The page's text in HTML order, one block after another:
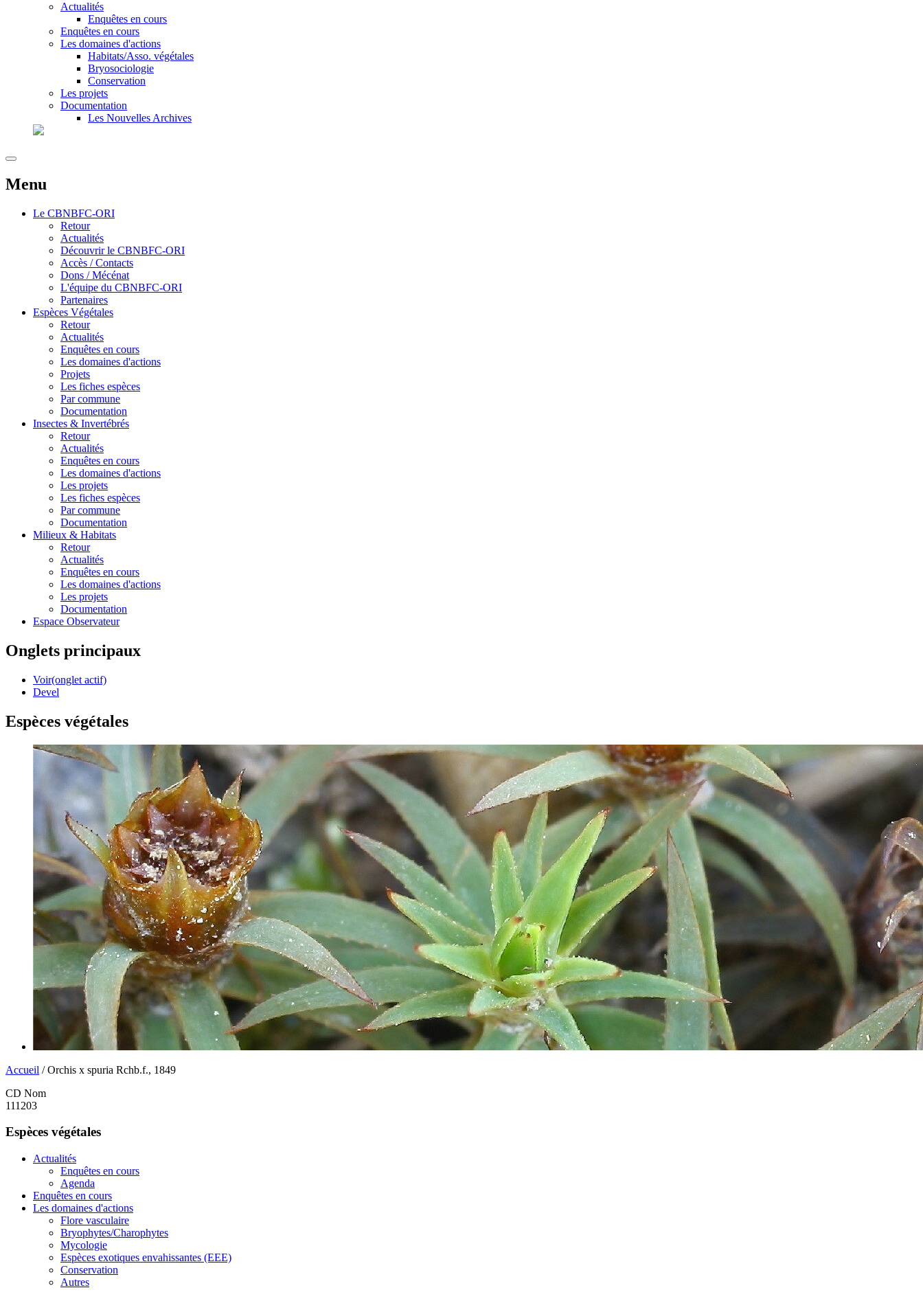
Actualités
Enquêtes en cours
Enquêtes en cours
Les domaines d'actions
Habitats/Asso. végétales
Bryosociologie
Conservation
Les projets
Documentation
Les Nouvelles Archives
Menu
Le CBNBFC-ORI
Retour
Actualités
Découvrir le CBNBFC-ORI
Accès / Contacts
Dons / Mécénat
L'équipe du CBNBFC-ORI
Partenaires
Espèces Végétales
Retour
Actualités
Enquêtes en cours
Les domaines d'actions
Projets
Les fiches espèces
Par commune
Documentation
Insectes & Invertébrés
Retour
Actualités
Enquêtes en cours
Les domaines d'actions
Les projets
Les fiches espèces
Par commune
Documentation
Milieux & Habitats
Retour
Actualités
Enquêtes en cours
Les domaines d'actions
Les projets
Documentation
Espace Observateur
Onglets principaux
Voir(onglet actif)
Devel
Espèces végétales
Accueil / Orchis x spuria Rchb.f., 1849
CD Nom
111203
Espèces végétales
Actualités
Enquêtes en cours
Agenda
Enquêtes en cours
Les domaines d'actions
Flore vasculaire
Bryophytes/Charophytes
Mycologie
Espèces exotiques envahissantes (EEE)
Conservation
Autres